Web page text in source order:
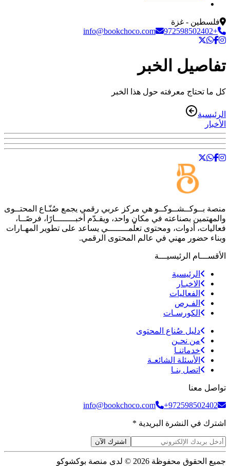
فلسطين - غزة
+972598502402
info@bookchoco.com
تفاصيل الخبر
كل ما تحتاج معرفته حول هذا الخبر
الرئيسية
الأخبار
منصة بــوكــشــوكــو هي مركز عربي رقمي يجمع صُنّـاع المحتــوى
والمهتمين بصناعته في مكان واحد، ويقـدّم أخبــــــــارًا، فرصًــا،
فعاليات، أدوات، ومحتوى تعلّمــــــــي يساعد على تطوير المهـارات
وبناء حضور مهني في عالم المحتوى الرقمي.
الأقســـام الرئيسيـــة
الرئيسية
الاخبـار
الفعاليات
الفـرص
الكورسـات
دليل صُناع المحتوى
من نحـن
خدماتنـا
الأسئلة الشائعـة
اتصل بنـا
تواصل معنا
info@bookchoco.com
+972598502402
اشترك في النشرة البريدية *
اشترك الآن
جميع الحقوق محفوظة 2026 © لدى منصة بوكشوكو